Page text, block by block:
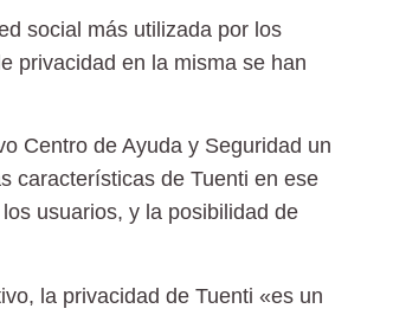
social más utilizada por los
privacidad en la misma se han
Centro de Ayuda y Seguridad un
características de Tuenti en ese
usuarios, y la posibilidad de
la privacidad de Tuenti «es un